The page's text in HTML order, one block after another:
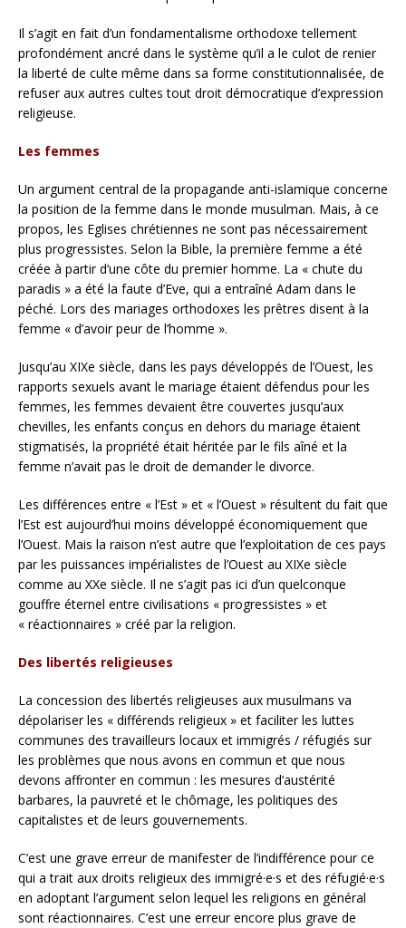
Il s’agit en fait d’un fondamentalisme orthodoxe tellement
profondément ancré dans le système qu’il a le culot de renier
la liberté de culte même dans sa forme constitutionnalisée, de
refuser aux autres cultes tout droit démocratique d’expression
religieuse.
Les femmes
Un argument central de la propagande anti-islamique concerne
la position de la femme dans le monde musulman. Mais, à ce
propos, les Eglises chrétiennes ne sont pas nécessairement
plus progressistes. Selon la Bible, la première femme a été
créée à partir d’une côte du premier homme. La « chute du
paradis » a été la faute d’Eve, qui a entraîné Adam dans le
péché. Lors des mariages orthodoxes les prêtres disent à la
femme « d’avoir peur de l’homme ».
Jusqu’au XIXe siècle, dans les pays développés de l’Ouest, les
rapports sexuels avant le mariage étaient défendus pour les
femmes, les femmes devaient être couvertes jusqu’aux
chevilles, les enfants conçus en dehors du mariage étaient
stigmatisés, la propriété était héritée par le fils aîné et la
femme n’avait pas le droit de demander le divorce.
Les différences entre « l’Est » et « l’Ouest » résultent du fait que
l’Est est aujourd’hui moins développé économiquement que
l’Ouest. Mais la raison n’est autre que l’exploitation de ces pays
par les puissances impérialistes de l’Ouest au XIXe siècle
comme au XXe siècle. Il ne s’agit pas ici d’un quelconque
gouffre éternel entre civilisations « progressistes » et
« réactionnaires » créé par la religion.
Des libertés religieuses
La concession des libertés religieuses aux musulmans va
dépolariser les « différends religieux » et faciliter les luttes
communes des travailleurs locaux et immigrés / réfugiés sur
les problèmes que nous avons en commun et que nous
devons affronter en commun : les mesures d’austérité
barbares, la pauvreté et le chômage, les politiques des
capitalistes et de leurs gouvernements.
C’est une grave erreur de manifester de l’indifférence pour ce
qui a trait aux droits religieux des immigré·e·s et des réfugié·e·s
en adoptant l’argument selon lequel les religions en général
sont réactionnaires. C’est une erreur encore plus grave de